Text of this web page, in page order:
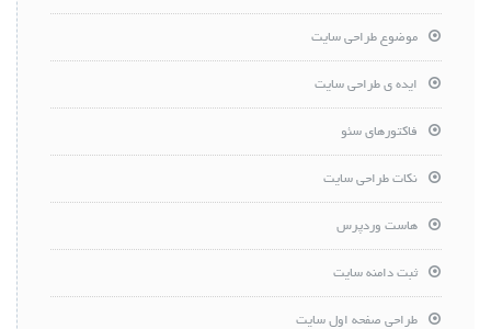
موضوع طراحی سایت
ایده ی طراحی سایت
فاکتورهای سئو
نکات طراحی سایت
هاست وردپرس
ثبت دامنه سایت
طراحی صفحه اول سایت